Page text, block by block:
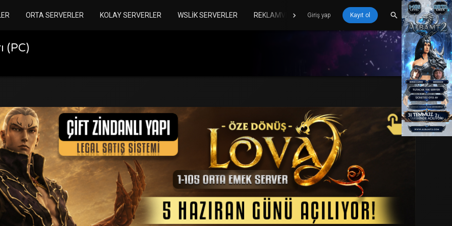
ORTA SERVERLER KOLAY SERVERLER WSLIK SERVERLER REKLAMVER Giriş yap Kayıt ol
(PC)